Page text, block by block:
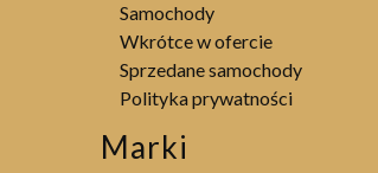
Samochody
Wkrótce w ofercie
Sprzedane samochody
Polityka prywatności
Marki